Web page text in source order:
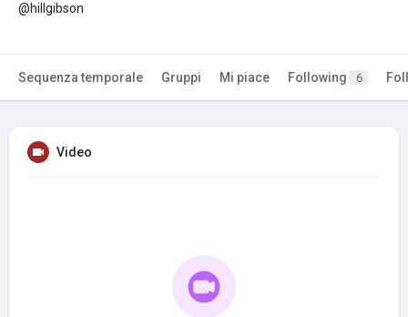
@hillgibson
Sequenza temporale Gruppi Mi piace Following 6
Video